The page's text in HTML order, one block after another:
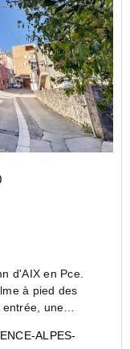
d'AIX en Pce.
à pied des
une
cuisine ...
ALPES-